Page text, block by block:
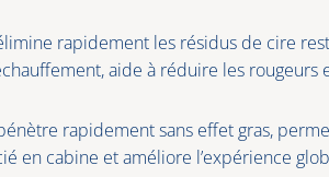
rapidement les résidus de cire
aide à réduire les
rapidement sans effet gras,
en cabine et améliore l’expérience